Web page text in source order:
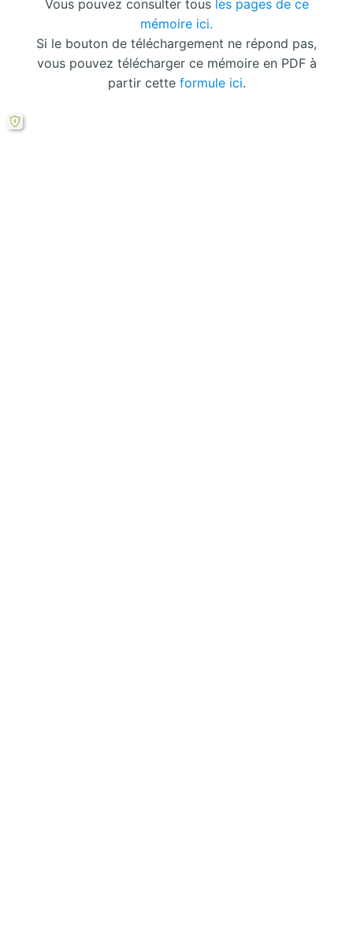
Vous pouvez consulter tous les pages de ce
mémoire ici.
Si le bouton de téléchargement ne répond pas,
vous pouvez télécharger ce mémoire en PDF à
partir cette formule ici.